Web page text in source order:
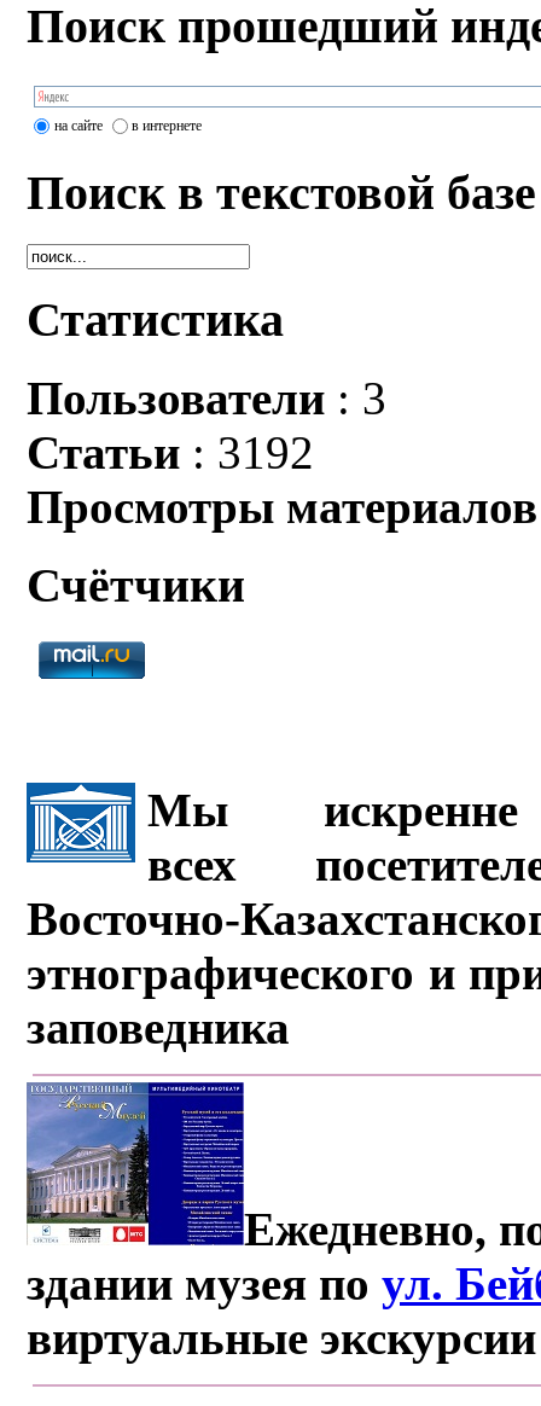
Поиск прошедший
на сайте в интернете
Поиск в текстовой базе
Статистика
Пользователи : 3
Статьи : 3192
Просмотры материалов
Счётчики
Мы искренне
всех
Восточно-
этнографического и
заповедника
Ежедневно,
здании музея поул.
виртуальные